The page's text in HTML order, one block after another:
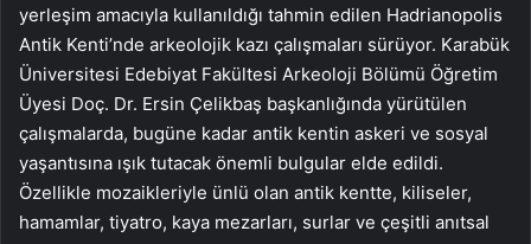
yerleşim amacıyla kullanıldığı tahmin edilen Hadrianopolis
Antik Kenti’nde arkeolojik kazı çalışmaları sürüyor. Karabük
Üniversitesi Edebiyat Fakültesi Arkeoloji Bölümü Öğretim
Üyesi Doç. Dr. Ersin Çelikbaş başkanlığında yürütülen
çalışmalarda, bugüne kadar antik kentin askeri ve sosyal
yaşantısına ışık tutacak önemli bulgular elde edildi.
Özellikle mozaikleriyle ünlü olan antik kentte, kiliseler,
hamamlar, tiyatro, kaya mezarları, surlar ve çeşitli anıtsal